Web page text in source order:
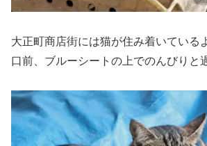
大正町商店街には猫が住み着いている
口前、ブルーシートの上でのんびりと